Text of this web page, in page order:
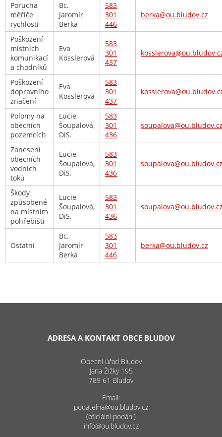
Porucha
měřiče
rychlosti
Bc.
Jaromír
Berka
583
301
446
berka@ou.bludov.cz
Poškození
místních
komunikací
a chodníků
Eva
Kösslerová
583
301
437
Poškození
dopravního
značení
Eva
Kösslerová
583
301
437
Polomy na
obecních
pozemcích
Lucie
Šoupalová,
DiS.
583
301
436
Zanesení
obecních
vodních
toků
Lucie
Šoupalová,
DiS.
583
301
436
Škody
způsobené
na místním
pohřebišti
Lucie
Šoupalová,
DiS.
583
301
436
Ostatní
Bc.
Jaromír
Berka
583
301
446
berka@ou.bludov.cz
ADRESA A KONTAKT OBCE BLUDOV
Obecní úřad Bludov
Jana Žižky 195
789 61 Bludov
Email:
podatelna@ou.bludov.cz
(oficiální podání)
info@ou.bludov.cz